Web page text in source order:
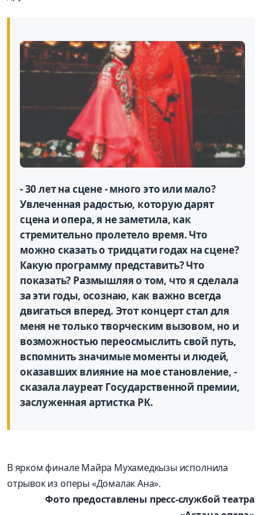
- 30 лет на сцене - много это или мало?
Увлеченная радостью, которую дарят
сцена и опера, я не заметила, как
стремительно пролетело время. Что
можно сказать о тридцати годах на сцене?
Какую программу представить? Что
показать? Размышляя о том, что я сделала
за эти годы, осознаю, как важно всегда
двигаться вперед. Этот концерт стал для
меня не только творческим вызовом, но и
возможностью переосмыслить свой путь,
вспомнить значимые моменты и людей,
оказавших влияние на мое становление, -
сказала лауреат Государственной премии,
заслуженная артистка РК.
В ярком финале Майра Мухамедкызы исполнила
отрывок из оперы «Домалак Ана».
Фото предоставлены пресс-службой театра